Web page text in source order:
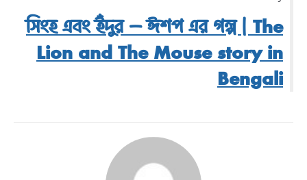
সিংহ এবং ইঁদুর – ঈশপ এর গল্প | The
Lion and The Mouse story in
Bengali